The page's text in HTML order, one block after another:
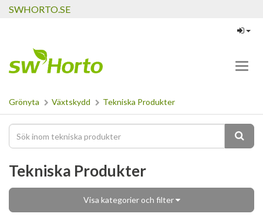
SWHORTO.SE
Grönyta Växtskydd Tekniska Produkter
Tekniska Produkter
Visa kategorier och filter